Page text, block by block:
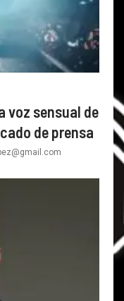
voz sensual de
de prensa